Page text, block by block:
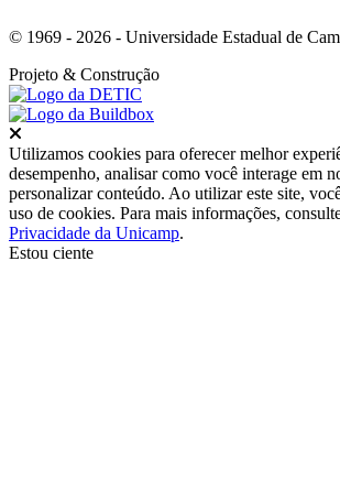
© 1969 - 2026 - Universidade Estadual de
Projeto & Construção
Utilizamos cookies para oferecer melhor
desempenho, analisar como você interage em
personalizar conteúdo. Ao utilizar este site,
uso de cookies. Para mais informações,
Privacidade da Unicamp.
Estou ciente